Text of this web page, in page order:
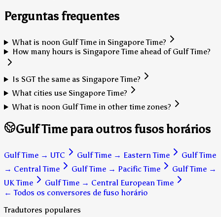
Perguntas frequentes
What is noon Gulf Time in Singapore Time?
How many hours is Singapore Time ahead of Gulf Time?
Is SGT the same as Singapore Time?
What cities use Singapore Time?
What is noon Gulf Time in other time zones?
Gulf Time para outros fusos horários
Gulf Time → UTC Gulf Time → Eastern Time
Gulf Time
→ Central Time Gulf Time → Pacific Time Gulf Time →
UK Time
Gulf Time → Central European Time
← Todos os conversores de fuso horário
Tradutores populares